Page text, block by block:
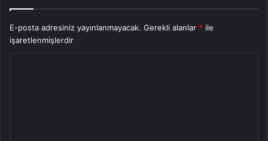
E-posta adresiniz yayınlanmayacak. Gerekli alanlar * ile
işaretlenmişlerdir